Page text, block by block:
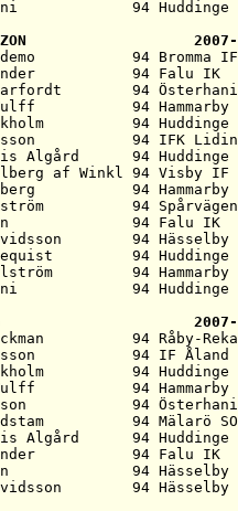
ZON                   2007-
94
94 Falu IK
94
94 Hammarby
94 Huddinge
94 IFK
Algård      94 Huddinge
af Winkl 94 Visby IF
94 Hammarby
94
94 Falu IK
94 Hässelby
94 Huddinge
94 Hammarby
2007-
94 Råby-
94 IF Åland
94 Huddinge
94 Hammarby
94
94 Mälarö
Algård      94 Huddinge
94 Falu IK
94 Hässelby